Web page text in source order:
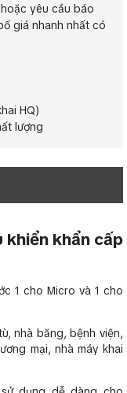
yêu cầu báo
giá nhanh nhất có
HQ)
lượng
khiển khẩn cấp
1 cho Micro và 1 cho
nhà băng, bệnh viện,
mại, nhà máy khai